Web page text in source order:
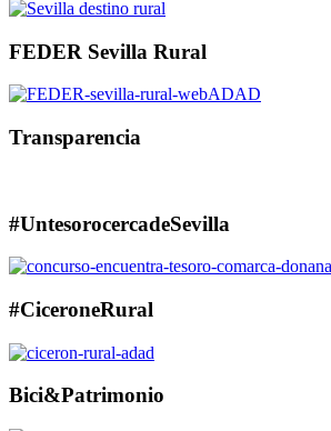
FEDER Sevilla Rural
Transparencia
#UntesorocercadeSevilla
#CiceroneRural
Bici&Patrimonio